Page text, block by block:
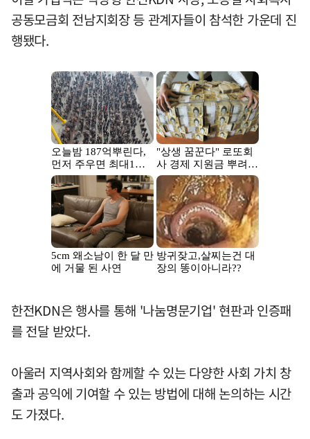
공동모금회 전남지회장 등 관계자들이 참석한 가운데 진
행됐다.
한전KDN은 행사를 통해 '나눔명문기업' 현판과 인증패
를 전달 받았다.
아울러 지역사회와 함께할 수 있는 다양한 사회 가치 창
출과 공익에 기여할 수 있는 방법에 대해 논의하는 시간
도 가졌다.